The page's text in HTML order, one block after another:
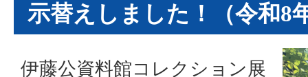
示替えしました！（令和8
伊藤公資料館コレクション展